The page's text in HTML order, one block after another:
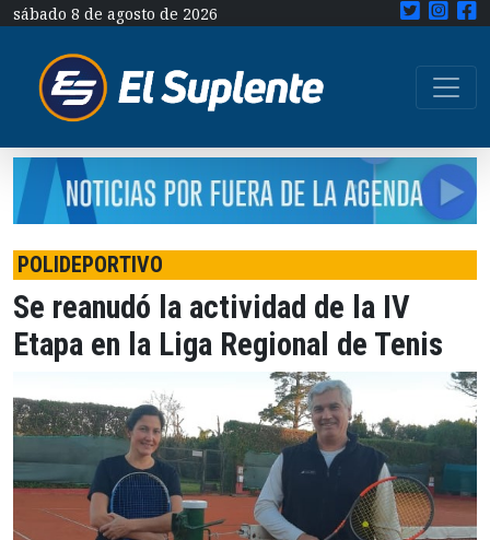
sábado 8 de agosto de 2026
POLIDEPORTIVO
Se reanudó la actividad de la IV
Etapa en la Liga Regional de Tenis